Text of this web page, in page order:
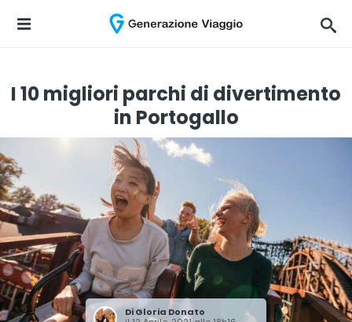
I 10 migliori parchi di divertimento
in Portogallo
DiGloria Donato